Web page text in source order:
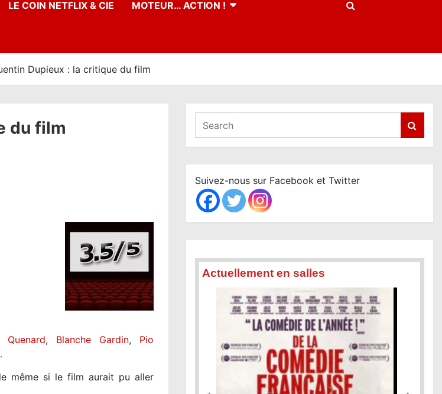
LE COIN NETFLIX & CIE MOTEUR… ACTION !
Dupieux : la critique du film
du film
Quenard, Blanche Gardin, Pio
même si le film aurait pu aller
a
c
h
Suivez-nous sur Facebook et Twitter
Actuellement en salles